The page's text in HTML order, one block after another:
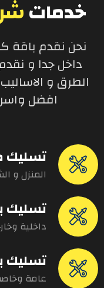
خدمات
نحن نقدم باقة
داخل جدا و
الطرق و
افضل
تسليك
المنزل و
تسليك
داخلية
تسليك
عامة